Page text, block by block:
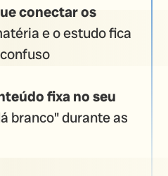
conectar os
e o estudo fica
fixa no seu
branco" durante as